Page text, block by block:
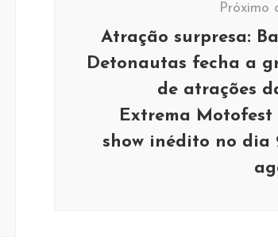
Próximo
Atração surpresa:
Detonautas fecha a
de atrações
Extrema Motofest
show inédito no dia